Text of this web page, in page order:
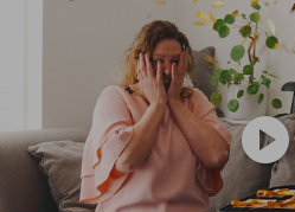
play_circle